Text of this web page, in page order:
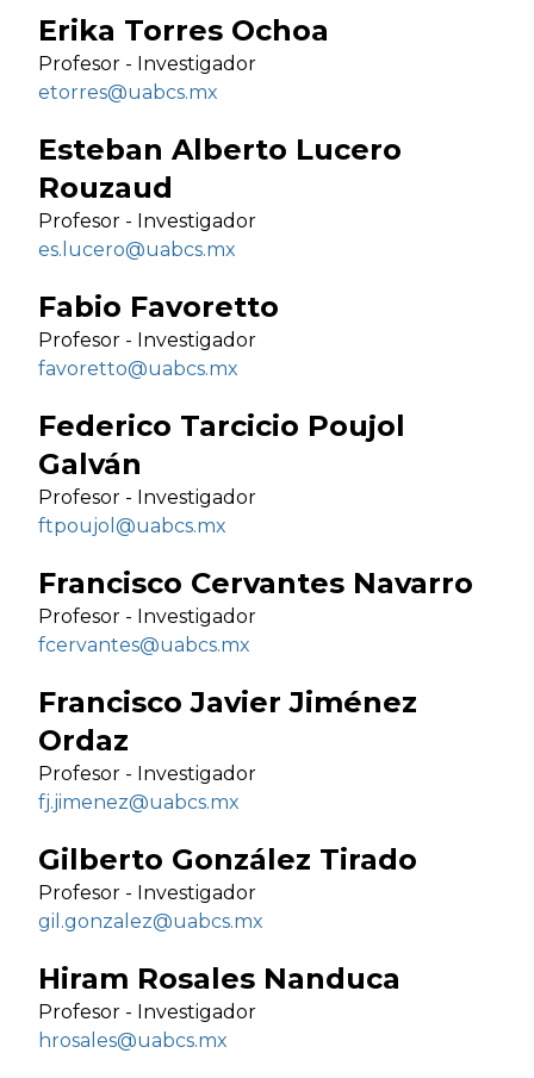
Erika Torres Ochoa
Profesor - Investigador
etorres@uabcs.mx
Esteban Alberto Lucero
Rouzaud
Profesor - Investigador
es.lucero@uabcs.mx
Fabio Favoretto
Profesor - Investigador
favoretto@uabcs.mx
Federico Tarcicio Poujol
Galván
Profesor - Investigador
ftpoujol@uabcs.mx
Francisco Cervantes Navarro
Profesor - Investigador
fcervantes@uabcs.mx
Francisco Javier Jiménez
Ordaz
Profesor - Investigador
fj.jimenez@uabcs.mx
Gilberto González Tirado
Profesor - Investigador
gil.gonzalez@uabcs.mx
Hiram Rosales Nanduca
Profesor - Investigador
hrosales@uabcs.mx